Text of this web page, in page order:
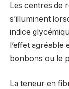
Les centres de
s’illuminent
indice
l’effet agréable
bonbons ou le
La teneur en